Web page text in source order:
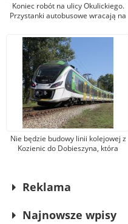
Koniec robót na ulicy Okulickiego.
Przystanki autobusowe wracają na
Nie będzie budowy linii kolejowej z
Kozienic do Dobieszyna, która
Reklama
Najnowsze wpisy